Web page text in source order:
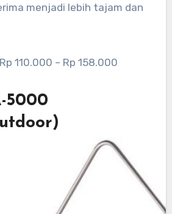
menjadi lebih tajam dan
110.000 – Rp 158.000
5000